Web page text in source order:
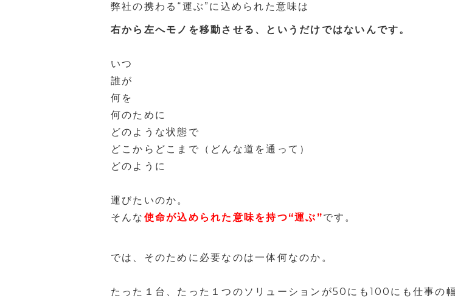
弊社の携わる“運ぶ”に込められた意味は
右から左へモノを移動させる、というだけではないんです。
いつ
誰が
何を
何のために
どのような状態で
どこからどこまで（どんな道を通って）
どのように
運びたいのか。
そんな 使命が込められた意味を持つ“運ぶ”です。
では、そのために必要なのは一体何なのか。
たった１台、たった１つのソリューションが50にも100にも仕事の